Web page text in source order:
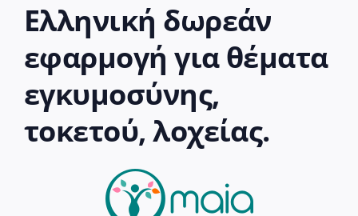
Ελληνική δωρεάν
εφαρμογή για θέματα
εγκυμοσύνης,
τοκετού, λοχείας.